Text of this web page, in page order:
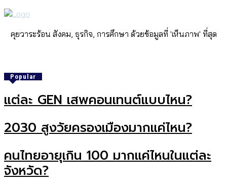
คุยวาระร้อน สังคม, ธุรกิจ, การศึกษา ด้วยข้อมูลที่ 'เห็นภาพ' ที่สุด
Popular
แต่ละ GEN เสพคอนเทนต์แบบไหน?
2030 สูงวัยครองเมืองมากแค่ไหน?
คนไทยอายุเกิน 100 มากแค่ไหนในแต่ละ
จังหวัด?